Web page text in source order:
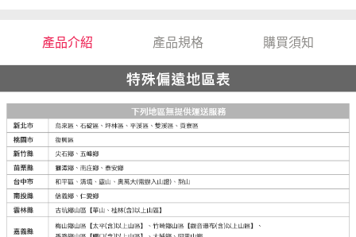
產品介紹 產品規格 購買須知